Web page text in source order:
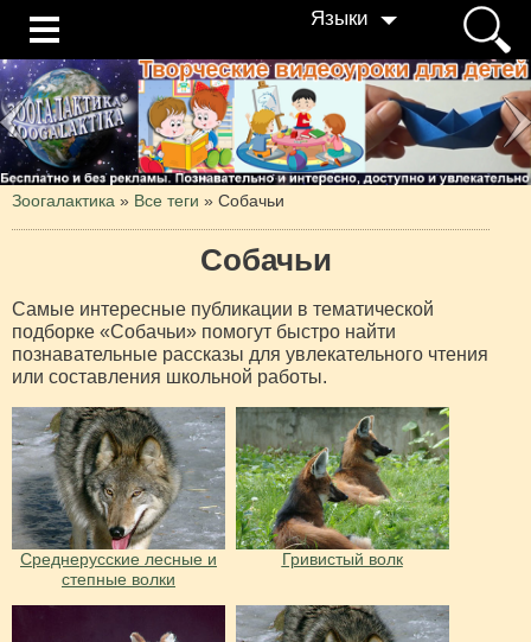
Языки
Зоогалактика » Все теги » Собачьи
Собачьи
Самые интересные публикации в тематической
подборке «Собачьи» помогут быстро найти
познавательные рассказы для увлекательного чтения
или составления школьной работы.
Среднерусские лесные и
степные волки
Гривистый волк